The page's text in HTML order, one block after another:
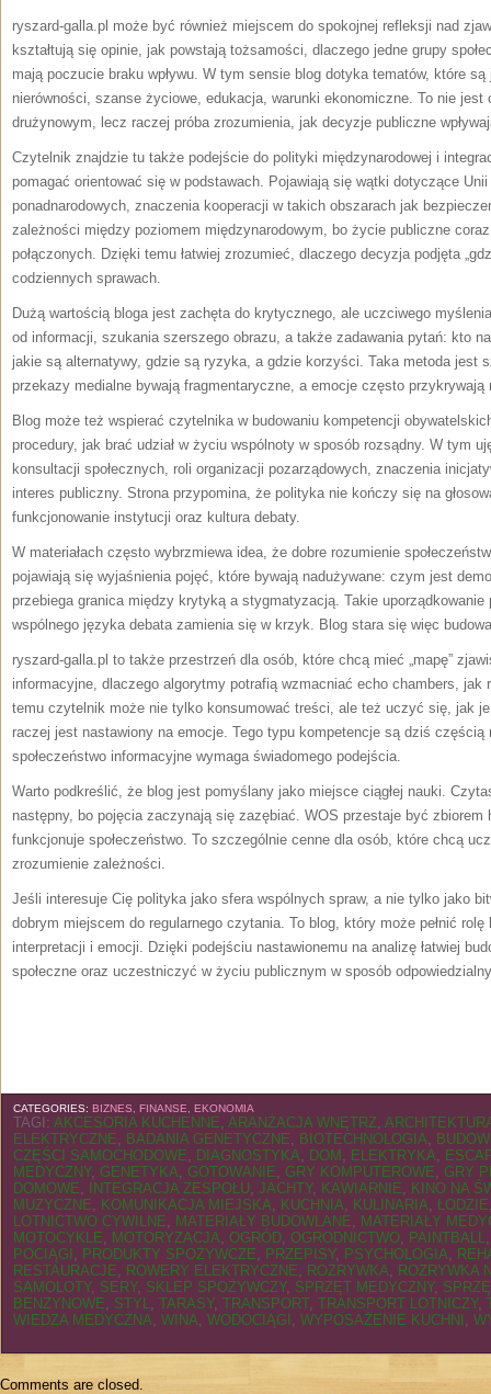
ryszard-galla.pl może być również miejscem do spokojnej refleksji nad
kształtują się opinie, jak powstają tożsamości, dlaczego jedne grupy
mają poczucie braku wpływu. W tym sensie blog dotyka tematów, które
nierówności, szanse życiowe, edukacja, warunki ekonomiczne. To nie
drużynowym, lecz raczej próba zrozumienia, jak decyzje publiczne
Czytelnik znajdzie tu także podejście do polityki międzynarodowej i
pomagać orientować się w podstawach. Pojawiają się wątki dotyczące
ponadnarodowych, znaczenia kooperacji w takich obszarach jak
zależności między poziomem międzynarodowym, bo życie publiczne
połączonych. Dzięki temu łatwiej zrozumieć, dlaczego decyzja podjęta
codziennych sprawach.
Dużą wartością bloga jest zachęta do krytycznego, ale uczciwego
od informacji, szukania szerszego obrazu, a także zadawania pytań: kto
jakie są alternatywy, gdzie są ryzyka, a gdzie korzyści. Taka metoda jest
przekazy medialne bywają fragmentaryczne, a emocje często przykrywają
Blog może też wspierać czytelnika w budowaniu kompetencji
procedury, jak brać udział w życiu wspólnoty w sposób rozsądny. W tym
konsultacji społecznych, roli organizacji pozarządowych, znaczenia
interes publiczny. Strona przypomina, że polityka nie kończy się na
funkcjonowanie instytucji oraz kultura debaty.
W materiałach często wybrzmiewa idea, że dobre rozumienie
pojawiają się wyjaśnienia pojęć, które bywają nadużywane: czym jest
przebiega granica między krytyką a stygmatyzacją. Takie uporządkowanie
wspólnego języka debata zamienia się w krzyk. Blog stara się więc
ryszard-galla.pl to także przestrzeń dla osób, które chcą mieć „mapę”
informacyjne, dlaczego algorytmy potrafią wzmacniać echo chambers, jak
temu czytelnik może nie tylko konsumować treści, ale też uczyć się, jak
raczej jest nastawiony na emocje. Tego typu kompetencje są dziś częścią
społeczeństwo informacyjne wymaga świadomego podejścia.
Warto podkreślić, że blog jest pomyślany jako miejsce ciągłej nauki.
następny, bo pojęcia zaczynają się zazębiać. WOS przestaje być zbiorem
funkcjonuje społeczeństwo. To szczególnie cenne dla osób, które chcą
zrozumienie zależności.
Jeśli interesuje Cię polityka jako sfera wspólnych spraw, a nie tylko jako
dobrym miejscem do regularnego czytania. To blog, który może pełnić
interpretacji i emocji. Dzięki podejściu nastawionemu na analizę łatwiej
społeczne oraz uczestniczyć w życiu publicznym w sposób
CATEGORIES: BIZNES, FINANSE, EKONOMIA
TAGI: AKCESORIA KUCHENNE, ARANŻACJA WNĘTRZ,
ELEKTRYCZNE, BADANIA GENETYCZNE, BIOTECHNOLOGIA,
CZĘŚCI SAMOCHODOWE, DIAGNOSTYKA, DOM , ELEKTRYKA,
MEDYCZNY, GENETYKA, GOTOWANIE, GRY KOMPUTEROWE, GRY
DOMOWE, INTEGRACJA ZESPOŁU, JACHTY, KAWIARNIE, KINO NA
MUZYCZNE, KOMUNIKACJA MIEJSKA, KUCHNIA, KULINARIA, ŁODZIE
LOTNICTWO CYWILNE, MATERIAŁY BUDOWLANE, MATERIAŁY
MOTOCYKLE, MOTORYZACJA, OGRÓD, OGRODNICTWO, PAINTBALL
POCIĄGI , PRODUKTY SPOŻYWCZE, PRZEPISY, PSYCHOLOGIA,
RESTAURACJE, ROWERY ELEKTRYCZNE, ROZRYWKA, ROZRYWKA
SAMOLOTY, SERY, SKLEP SPOŻYWCZY, SPRZĘT MEDYCZNY,
BENZYNOWE, STYL, TARASY, TRANSPORT, TRANSPORT LOTNICZY,
WIEDZA MEDYCZNA, WINA, WODOCIĄGI , WYPOSAŻENIE KUCHNI ,
Comments are closed.